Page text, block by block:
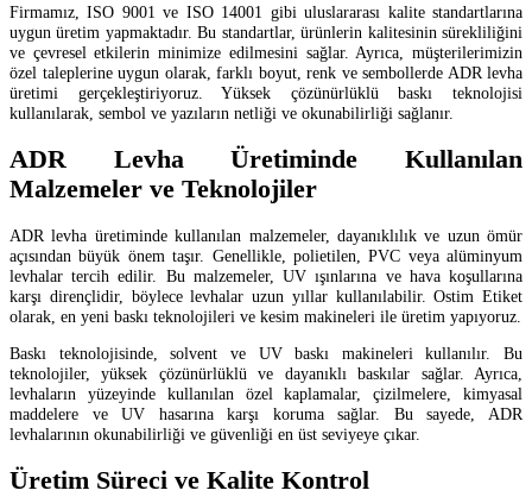
Firmamız, ISO 9001 ve ISO 14001 gibi uluslararası kalite standartlarına
uygun üretim yapmaktadır. Bu standartlar, ürünlerin kalitesinin sürekliliğini
ve çevresel etkilerin minimize edilmesini sağlar. Ayrıca, müşterilerimizin
özel taleplerine uygun olarak, farklı boyut, renk ve sembollerde ADR levha
üretimi gerçekleştiriyoruz. Yüksek çözünürlüklü baskı teknolojisi
kullanılarak, sembol ve yazıların netliği ve okunabilirliği sağlanır.
ADR Levha Üretiminde Kullanılan
Malzemeler ve Teknolojiler
ADR levha üretiminde kullanılan malzemeler, dayanıklılık ve uzun ömür
açısından büyük önem taşır. Genellikle, polietilen, PVC veya alüminyum
levhalar tercih edilir. Bu malzemeler, UV ışınlarına ve hava koşullarına
karşı dirençlidir, böylece levhalar uzun yıllar kullanılabilir. Ostim Etiket
olarak, en yeni baskı teknolojileri ve kesim makineleri ile üretim yapıyoruz.
Baskı teknolojisinde, solvent ve UV baskı makineleri kullanılır. Bu
teknolojiler, yüksek çözünürlüklü ve dayanıklı baskılar sağlar. Ayrıca,
levhaların yüzeyinde kullanılan özel kaplamalar, çizilmelere, kimyasal
maddelere ve UV hasarına karşı koruma sağlar. Bu sayede, ADR
levhalarının okunabilirliği ve güvenliği en üst seviyeye çıkar.
Üretim Süreci ve Kalite Kontrol